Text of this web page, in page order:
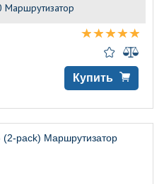
Маршрутизатор
Купить